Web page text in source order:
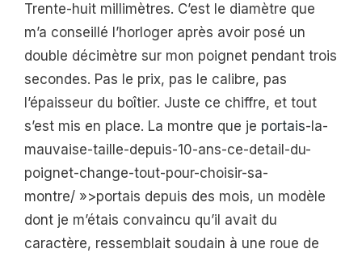
Trente-huit millimètres. C’est le diamètre que
m’a conseillé l’horloger après avoir posé un
double décimètre sur mon poignet pendant trois
secondes. Pas le prix, pas le calibre, pas
l’épaisseur du boîtier. Juste ce chiffre, et tout
s’est mis en place. La montre que je portais-la-
mauvaise-taille-depuis-10-ans-ce-detail-du-
poignet-change-tout-pour-choisir-sa-
montre/ »>portais depuis des mois, un modèle
dont je m’étais convaincu qu’il avait du
caractère, ressemblait soudain à une roue de